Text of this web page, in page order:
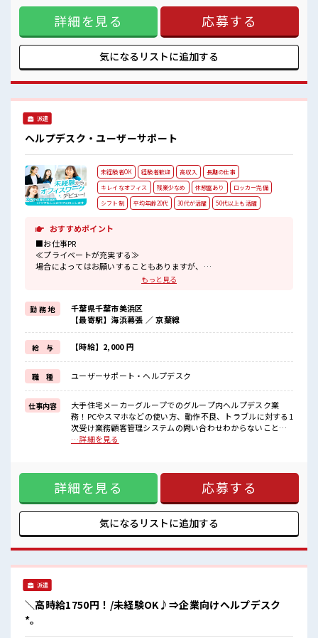
新しいことにチャレンジするのは不安だけど、 しっかり働く
環境が整っています！ イチからスキルUP・ステップUP目指
していきましょう！ ≪様々なお仕事をご提案≫ 一人で悩まず
気軽に相談できる、 派遣のお仕事です！ ■職場の雰囲気 活気
あふれる20代活躍中の職場です☆ 一息つける休憩スペースも
あります！ 持ち物が多いあなたにもぴったり☆ ロッカー付き
詳細を見る 応募する
気になるリストに追加する
派遣
ヘルプデスク・ユーザーサポート
未経験者OK 経験者歓迎 高収入
長期の仕事
キレイなオフィス
残業少なめ 休憩室あり
ロッカー完備
シフト制
平均年齢20代 30代が活躍 50代以上も活躍
おすすめポイント
■お仕事PR
≪プライベートが充実する≫
場合によってはお願いすることもありますが、
新しいことにチャレンジするのは不安だけど、
しっかり働く環境が整っています！
イチからスキルUP・ステップUP目指していきましょう！
≪自分に向いている仕事が探せる≫
困った事などがあれば、
担当がしっかりサポートします！
■職場の雰囲気
≪20代の方が多数活躍中の職場≫
休憩室でホッと一息リフレッシュ！
ロッカーあり！
安心してお仕事に集中♪
残業はほとんどありません！
もっと見る
勤 務 地
千葉県千葉市美浜区
【最寄駅】海浜幕張 ／ 京葉線
給 与 【時給】2,000 円
職 種 ユーザーサポート・ヘルプデスク
仕事内容
大手住宅メーカーグループでのグループ内ヘルプデスク業
務！PCやスマホなどの使い方、動作不良、トラブルに対する1
次受け業務顧客管理システムの問い合わせわからないことは
近くのSV、社員にすぐ聞けます！ ■お仕事PR ≪プライベート
う≫ 新しいことにチャレンジするのは不安だけど、 しっかり
働く環境が整っています！ イチからスキルUP・ステップUP
目指していきましょう！ ≪自分に向いている仕事が探せる≫
困った事などがあれば、 担当がしっかりサポートします！ ■
職場の雰囲気 ≪20代の方が多数活躍中の職場≫ 休憩室でホッ
と一息リフレッシュ！ ロッカーあり！ 安心してお仕事に集中
よ！
…詳細を見る
詳細を見る 応募する
気になるリストに追加する
派遣
＼高時給1750円！/未経験OK♪⇒企業向けヘルプデスク
*。